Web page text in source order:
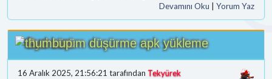
Devamını Oku
Yorum Yaz
Byd sürüm düşürme apk yükleme
16 Aralık 2025, 21:56:21 tarafından Tekyürek